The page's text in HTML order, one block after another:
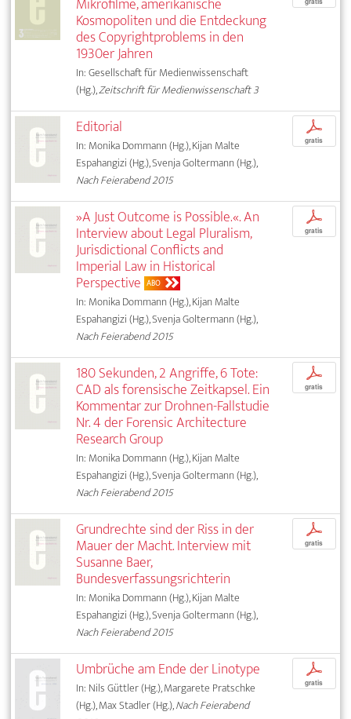
Kosmopoliten und die Entdeckung
des Copyrightproblems in den
1930er Jahren
In: Gesellschaft für Medienwissenschaft
(Hg.),Zeitschrift für Medienwissenschaft 3
gratis
Editorial
In: Monika Dommann (Hg.), Kijan Malte
Espahangizi (Hg.), Svenja Goltermann (Hg.),
Nach Feierabend 2015
p
gratis
»A Just Outcome is Possible.«. An
Interview about Legal Pluralism,
Jurisdictional Conflicts and
Imperial Law in Historical
Perspective ABO
In: Monika Dommann (Hg.), Kijan Malte
Espahangizi (Hg.), Svenja Goltermann (Hg.),
Nach Feierabend 2015
p
gratis
180 Sekunden, 2 Angriffe, 6 Tote:
CAD als forensische Zeitkapsel. Ein
Kommentar zur Drohnen-Fallstudie
Nr. 4 der Forensic Architecture
Research Group
In: Monika Dommann (Hg.), Kijan Malte
Espahangizi (Hg.), Svenja Goltermann (Hg.),
Nach Feierabend 2015
p
gratis
Grundrechte sind der Riss in der
Mauer der Macht. Interview mit
Susanne Baer,
Bundesverfassungsrichterin
In: Monika Dommann (Hg.), Kijan Malte
Espahangizi (Hg.), Svenja Goltermann (Hg.),
Nach Feierabend 2015
p
gratis
Umbrüche am Ende der Linotype
In: Nils Güttler (Hg.), Margarete Pratschke
(Hg.), Max Stadler (Hg.),Nach Feierabend
p
gratis